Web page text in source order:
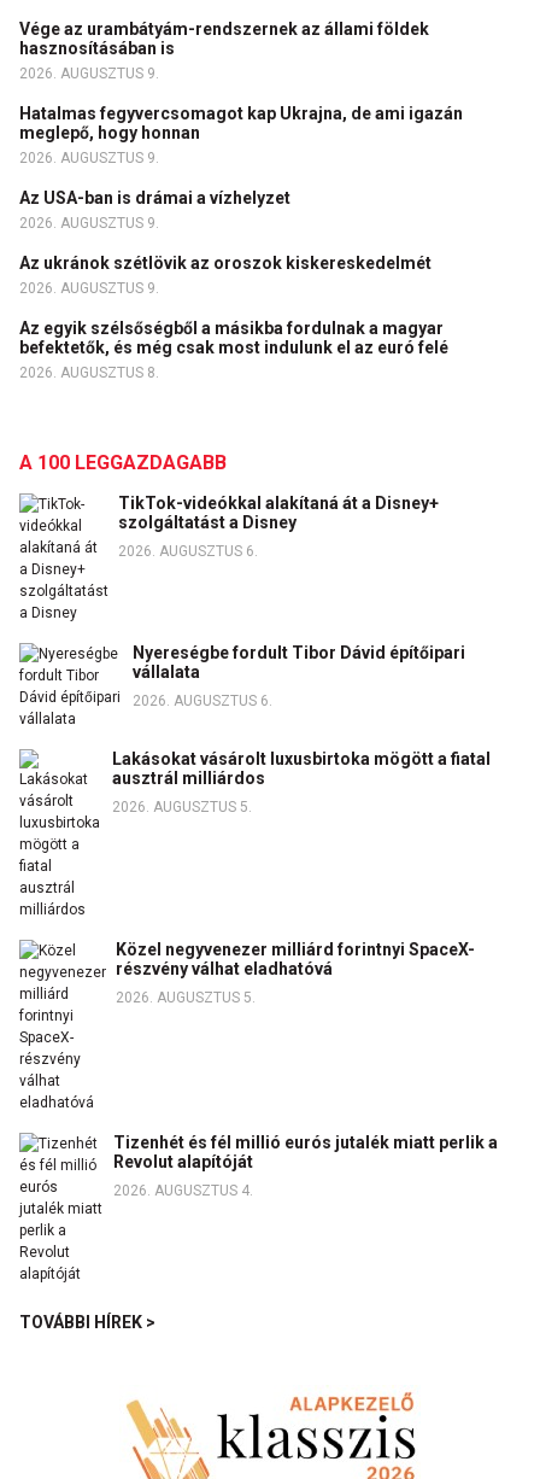
Vége az urambátyám-rendszernek az állami földek
hasznosításában is
2026. AUGUSZTUS 9.
Hatalmas fegyvercsomagot kap Ukrajna, de ami igazán
meglepő, hogy honnan
2026. AUGUSZTUS 9.
Az USA-ban is drámai a vízhelyzet
2026. AUGUSZTUS 9.
Az ukránok szétlövik az oroszok kiskereskedelmét
2026. AUGUSZTUS 9.
Az egyik szélsőségből a másikba fordulnak a magyar
befektetők, és még csak most indulunk el az euró felé
2026. AUGUSZTUS 8.
A 100 LEGGAZDAGABB
TikTok-videókkal alakítaná át a Disney+
szolgáltatást a Disney
2026. AUGUSZTUS 6.
Nyereségbe fordult Tibor Dávid építőipari
vállalata
2026. AUGUSZTUS 6.
Lakásokat vásárolt luxusbirtoka mögött a fiatal
ausztrál milliárdos
2026. AUGUSZTUS 5.
Közel negyvenezer milliárd forintnyi SpaceX-
részvény válhat eladhatóvá
2026. AUGUSZTUS 5.
Tizenhét és fél millió eurós jutalék miatt perlik a
Revolut alapítóját
2026. AUGUSZTUS 4.
TOVÁBBI HÍREK >